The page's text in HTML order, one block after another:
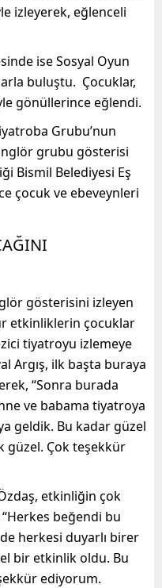
izleyerek, eğlenceli
ise Sosyal Oyun
buluştu. Çocuklar,
gönüllerince eğlendi.
Grubu’nun
grubu gösterisi
Bismil Belediyesi Eş
çocuk ve ebeveynleri
gösterisini izleyen
etkinliklerin çocuklar
tiyatroyu izlemeye
Argış, ilk başta buraya
“Sonra burada
ve babama tiyatroya
geldik. Bu kadar güzel
güzel. Çok teşekkür
etkinliğin çok
beğendi bu
herkesi duyarlı birer
bir etkinlik oldu. Bu
ediyorum.